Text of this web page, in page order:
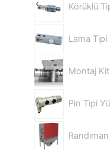
Körüklü
Lama Tipi
Montaj
Pin Tipi